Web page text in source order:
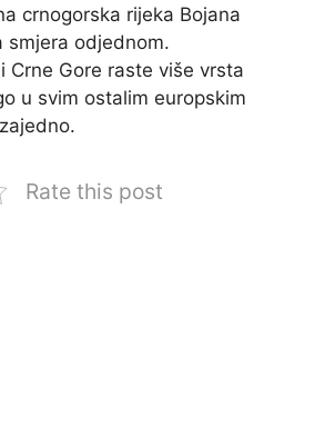
crnogorska rijeka Bojana
smjera odjednom.
Crne Gore raste više vrsta
u svim ostalim europskim
Rate this post